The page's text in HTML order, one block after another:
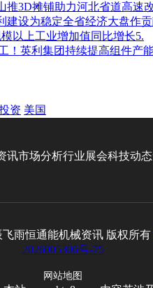
推3D摊铺助力河北省道高速
建设为稳定全省经济大盘作
以上工业增加值同比增长5.
！英利集团持续提高组件产
资 美国
讯市场分析行业展会科技动态
飞雨恒通能机械资讯 版权所有
2026005306号-75
网站地图